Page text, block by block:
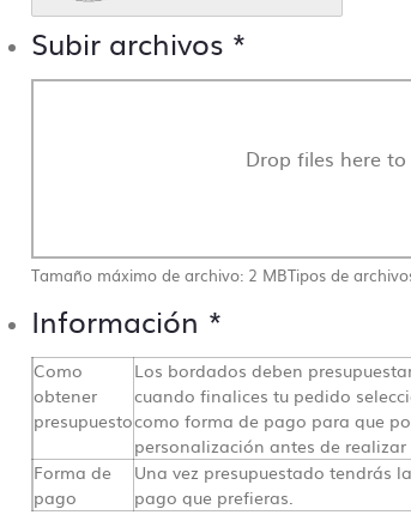
Subir archivos *
Drop files here
Tamaño máximo de archivo: 2 MBTipos de
Información *
Como
obtener
presupuesto
Los bordados deben
cuando finalices tu pedido
como forma de pago para que
personalización antes de
Forma de
pago
Una vez presupuestado tendrás
pago que prefieras.
nada de
un humano. En ningún
bot.
crucial para el desarrollo
lo más fluida y precisa